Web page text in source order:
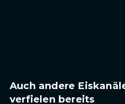
Auch andere
verfielen bereits